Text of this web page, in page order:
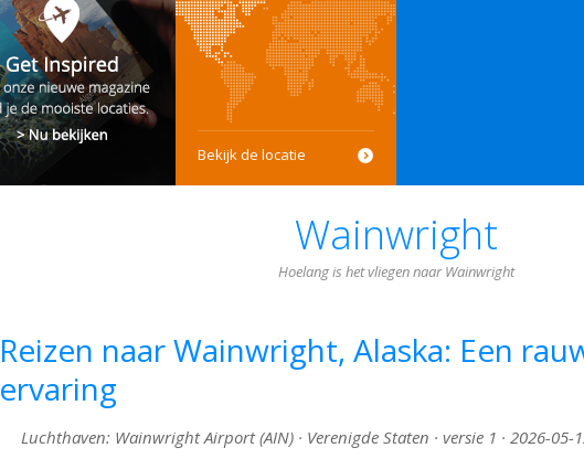
Bekijk de locatie
Wainwright
Hoelang is het vliegen naar Wainwright
Reizen naar Wainwright, Alaska: Een
ervaring
Luchthaven: Wainwright Airport (AIN) · Verenigde Staten · versie 1 · 2026-05-